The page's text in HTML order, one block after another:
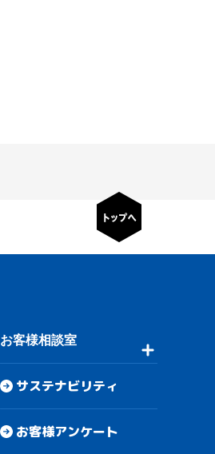
お客様相談室
サステナビリティ
お客様アンケート